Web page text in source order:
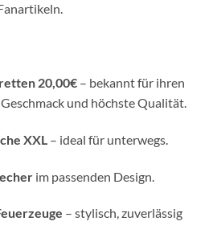
20,00€– bekannt für ihren
und höchste Qualität.
XXL– ideal für unterwegs.
im passenden Design.
– stylisch, zuverlässig